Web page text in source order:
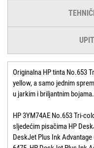
Originalna HP tinta No.653
yellow, a samo jednim
u jarkim i briljantnim bojama.
HP 3YM74AE No.653 Tri-
sljedećim pisačima HP
DeskJet Plus Ink